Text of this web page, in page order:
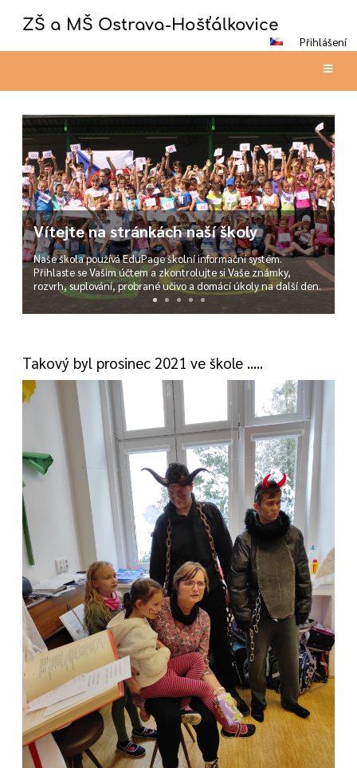
ZŠ a MŠ Ostrava-Hošťálkovice
Přihlášení
Hlavní
stránka
Aktuální informace pro rodiče a žáky
Snažíme se na této stránce poskytovat co nejaktuálnější
informace. Pro více informací si prosím prohlédněte si sekci
Novinky.
Takový byl prosinec 2021 ve škole .....